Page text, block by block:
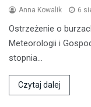
Anna Kowalik 6
Ostrzeżenie o
Meteorologii i
stopnia…
Czytaj dalej